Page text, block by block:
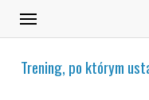
Trening, po którym